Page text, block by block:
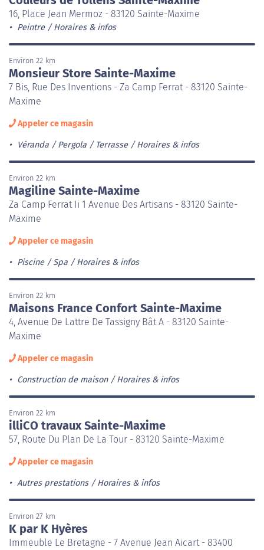
16, Place Jean Mermoz - 83120 Sainte-Maxime
Peintre Horaires & infos
Environ 22 km
Monsieur Store Sainte-Maxime
7 Bis, Rue Des Inventions - Za Camp Ferrat - 83120 Sainte-
Maxime
Appeler ce magasin
Véranda / Pergola / Terrasse Horaires & infos
Environ 22 km
Magiline Sainte-Maxime
Za Camp Ferrat Ii 1 Avenue Des Artisans - 83120 Sainte-
Maxime
Appeler ce magasin
Piscine / Spa Horaires & infos
Environ 22 km
Maisons France Confort Sainte-Maxime
4, Avenue De Lattre De Tassigny Bât A - 83120 Sainte-
Maxime
Appeler ce magasin
Construction de maison Horaires & infos
Environ 22 km
illiCO travaux Sainte-Maxime
57, Route Du Plan De La Tour - 83120 Sainte-Maxime
Appeler ce magasin
Autres prestations Horaires & infos
Environ 27 km
K par K Hyères
Immeuble Le Bretagne - 7 Avenue Jean Aicart - 83400